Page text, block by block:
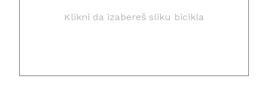
Klikni da izabereš sliku bicikla